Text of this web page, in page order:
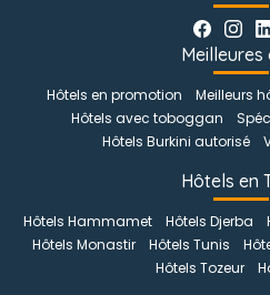
Hôtels en promotion Meilleurs
Hôtels avec toboggan
Hôtels Burkini autorisé
Hôtels en
Hôtels Hammamet Hôtels Djerba
Hôtels Monastir
Hôtels Tunis
Hôtels Tozeur